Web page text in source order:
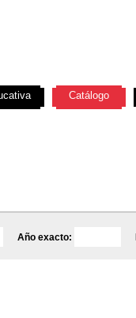
Año exacto:
Catálogo